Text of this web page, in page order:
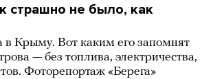
страшно не было, как
в Крыму. Вот каким его запомнят
— без топлива, электричества,
Фоторепортаж «Берега»